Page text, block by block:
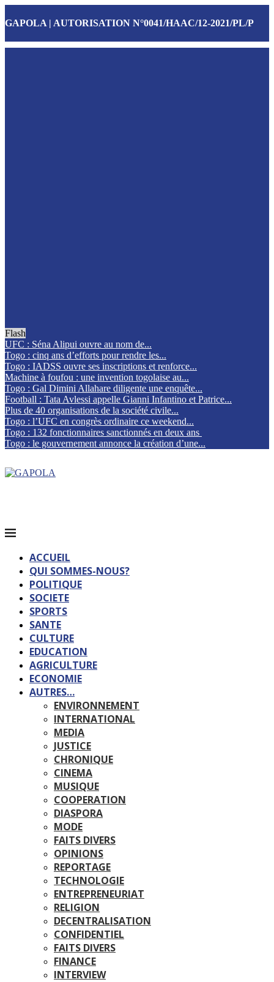
GAPOLA | AUTORISATION N°0041/HAAC/12-2021/PL/P
Flash
UFC : Séna Alipui ouvre au nom de...
Togo : cinq ans d’efforts pour rendre les...
Togo : IADSS ouvre ses inscriptions et renforce...
Machine à foufou : une invention togolaise au...
Togo : Gal Dimini Allahare diligente une enquête...
Football : Tata Avlessi appelle Gianni Infantino et Patrice...
Plus de 40 organisations de la société civile...
Togo : l’UFC en congrès ordinaire ce weekend...
Togo : 132 fonctionnaires sanctionnés en deux ans
Togo : le gouvernement annonce la création d’une...
ACCUEIL
QUI SOMMES-NOUS?
POLITIQUE
SOCIETE
SPORTS
SANTE
CULTURE
EDUCATION
AGRICULTURE
ECONOMIE
AUTRES…
ENVIRONNEMENT
INTERNATIONAL
MEDIA
JUSTICE
CHRONIQUE
CINEMA
MUSIQUE
COOPERATION
DIASPORA
MODE
FAITS DIVERS
OPINIONS
REPORTAGE
TECHNOLOGIE
ENTREPRENEURIAT
RELIGION
DECENTRALISATION
CONFIDENTIEL
FAITS DIVERS
FINANCE
INTERVIEW